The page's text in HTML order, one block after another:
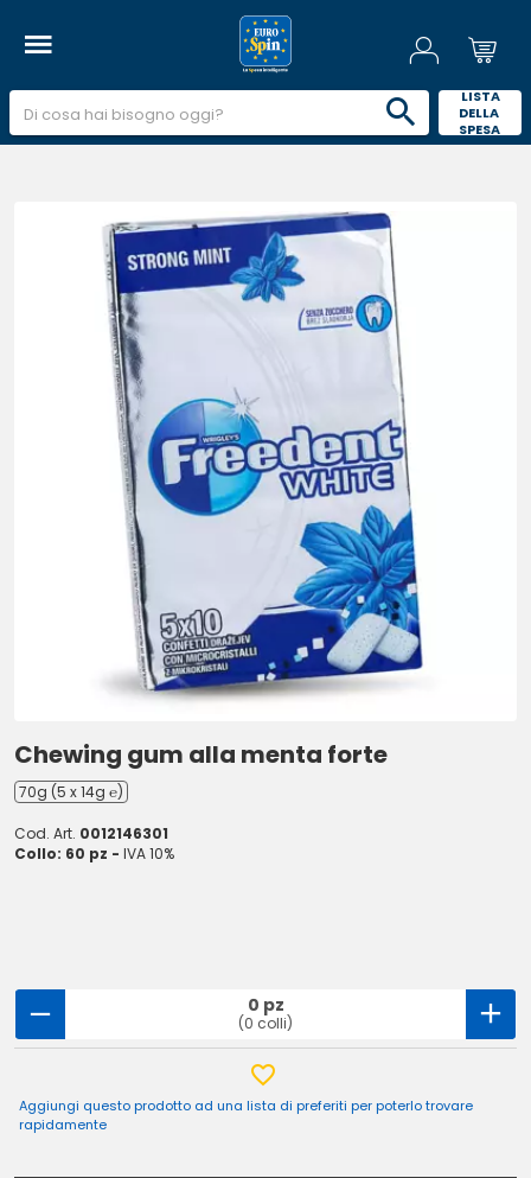
LISTA
DELLA
SPESA
Chewing gum alla menta forte
70g (5 x 14g ℮)
Cod. Art. 0012146301
Collo: 60 pz - IVA 10%
0 pz
(0 colli)
Aggiungi questo prodotto ad una lista di preferiti per poterlo trovare
rapidamente